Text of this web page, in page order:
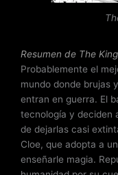
Resumen de The
Probablemente el
mundo donde brujas
entran en guerra. El
tecnología y deciden
de dejarlas casi
Cloe, que adopta a
enseñarle magia.